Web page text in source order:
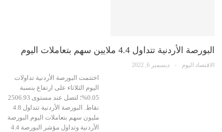
البورصة الأردنية تتداول 4.4 ملايين سهم بتعاملات اليوم
الاقتصاد اليوم ديسمبر 6, 2022
اختتمت البورصة الأردنية تداولات
اليوم الثلاثاء على ارتفاع بنسبة
0.05%؛ لتصل عند مستوى 2506.93
نقاط. البورصة الأردنية تتداول 4.8
مليون سهم بتعاملات اليوم البورصة
الأردنية وتداول مؤشر البورصة 4.4